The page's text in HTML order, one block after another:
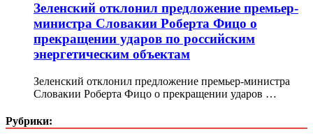
Зеленский отклонил предложение премьер-
министра Словакии Роберта Фицо о
прекращении ударов по российским
энергетическим объектам
Зеленский отклонил предложение премьер-министра
Словакии Роберта Фицо о прекращении ударов …
Рубрики: